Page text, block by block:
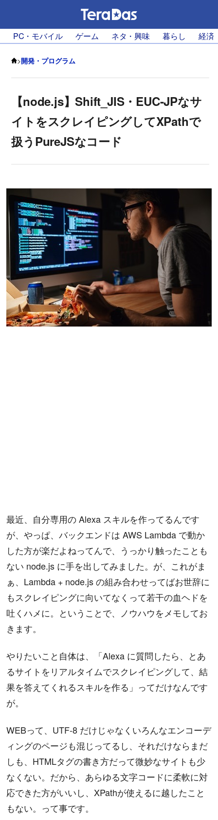
PC・モバイル ゲーム ネタ・興味 暮らし 経済
>開発・プログラム
【node.js】Shift_JIS・EUC-JPなサ
イトをスクレイピングしてXPathで
扱うPureJSなコード
最近、自分専用の Alexa スキルを作ってるんです
が、やっぱ、バックエンドは AWS Lambda で動か
した方が楽だよねってんで、うっかり触ったことも
ない node.js に手を出してみました。が、これがま
ぁ、Lambda + node.js の組み合わせってばお世辞に
もスクレイピングに向いてなくって若干の血ヘドを
吐くハメに。ということで、ノウハウをメモしてお
きます。
やりたいこと自体は、「Alexa に質問したら、とあ
るサイトをリアルタイムでスクレイピングして、結
果を答えてくれるスキルを作る」ってだけなんです
が。
WEBって、UTF-8 だけじゃなくいろんなエンコーデ
ィングのページも混じってるし、それだけならまだ
しも、HTMLタグの書き方だって微妙なサイトも少
なくない。だから、あらゆる文字コードに柔軟に対
応できた方がいいし、XPathが使えるに越したこと
もない。って事です。